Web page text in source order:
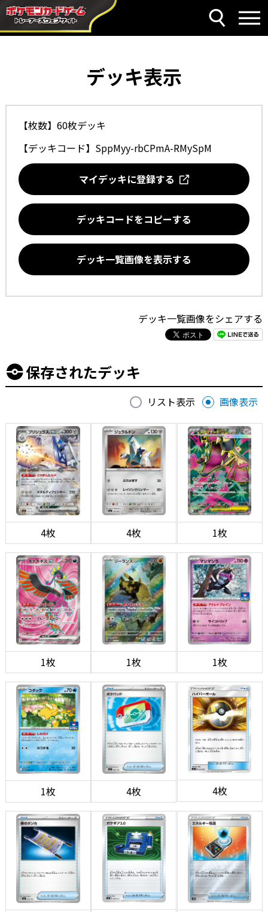
デッキ表示
【枚数】60枚デッキ
【デッキコード】 SppMyy-rbCPmA-RMySpM
マイデッキに登録する
デッキコードをコピーする
デッキ一覧画像を表示する
デッキ一覧画像をシェアする
保存されたデッキ
リスト表示 画像表示
4枚 4枚 1枚
1枚 1枚 1枚
1枚 4枚 4枚